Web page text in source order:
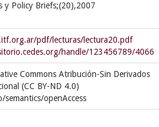
y Policy Briefs;(20),2007
pdf/lecturas/lectura20.pdf
handle/123456789/4066
Commons Atribución-Sin Derivados
(CC BY-ND 4.0)
semantics/openAccess